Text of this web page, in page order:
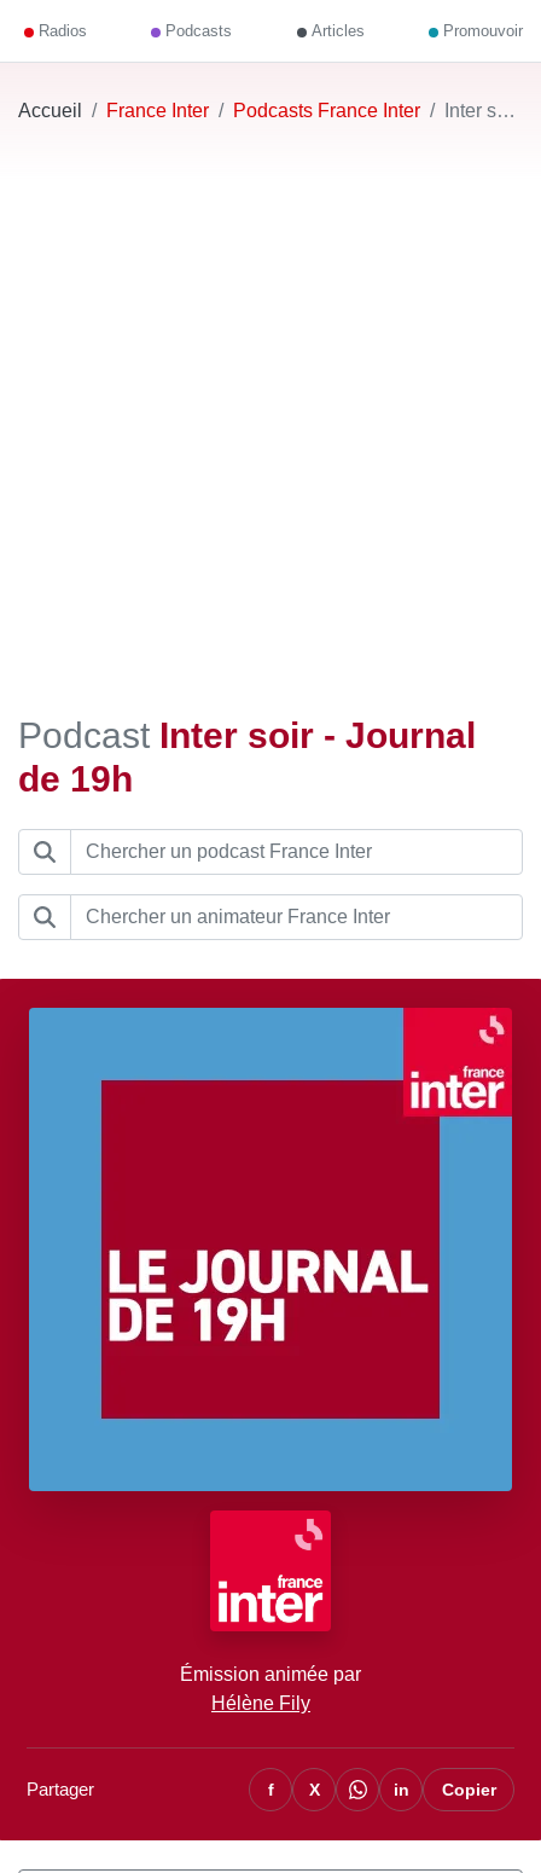
Radios Podcasts Articles Promouvoir
Accueil France Inter Podcasts France Inter Inter soir - Journal de 19h
Podcast Inter soir - Journal
de 19h
Émission animée par
Hélène Fily
Partager f X in Copier